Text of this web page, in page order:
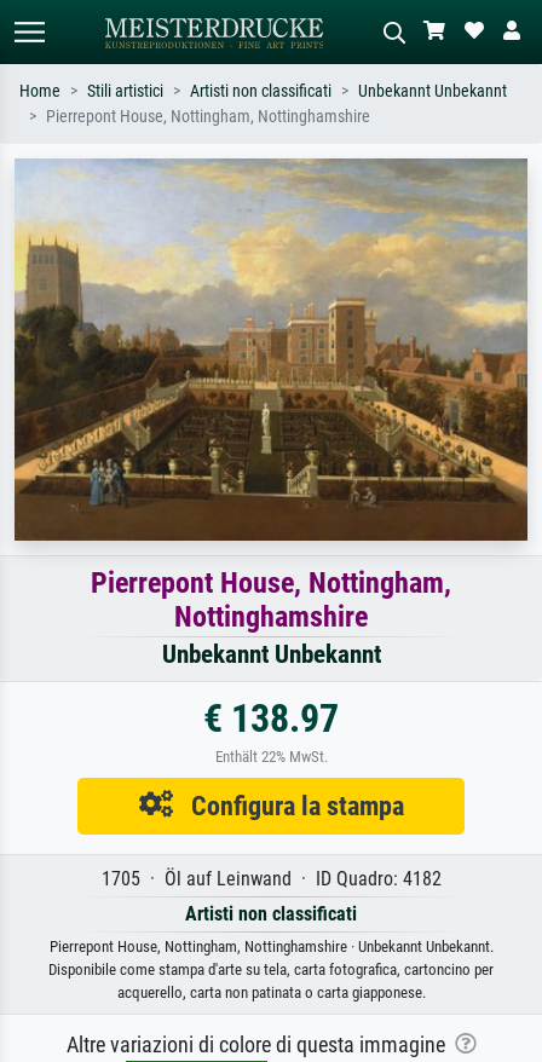
Cerca per artista, titolo o stile – es.
Impressionismo, onda di Hokusai,
nudo.
Descrivi la scena – es. prato verde,
astratto con molto rosso, dipinto a
olio scuro, nudo in piedi vicino a un
albero.
Home Stili artistici Artisti non classificati
Unbekannt Unbekannt
Pierrepont House, Nottingham, Nottinghamshire
Pierrepont House, Nottingham,
Nottinghamshire
Unbekannt Unbekannt
€ 138.97
Enthält 22% MwSt.
Configura la stampa
1705 · Öl auf Leinwand · ID Quadro: 4182
Artisti non classificati
Pierrepont House, Nottingham, Nottinghamshire · Unbekannt Unbekannt.
Disponibile come stampa d'arte su tela, carta fotografica, cartoncino per
acquerello, carta non patinata o carta giapponese.
Altre variazioni di colore di questa immagine